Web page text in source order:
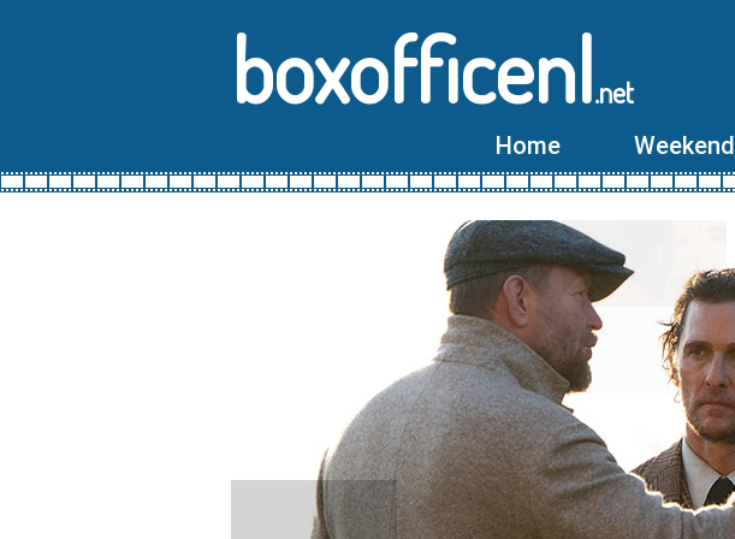
boxofficenl.net
Home Weekend